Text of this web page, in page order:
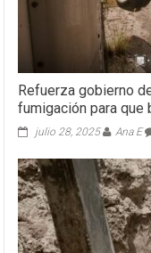
Refuerza gobierno
fumigación para que
julio 28, 2025 Ana E